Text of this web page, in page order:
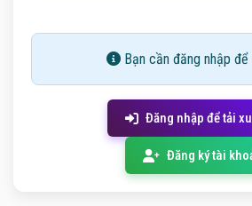
Bạn cần đăng nhập
Đăng nhập để tải
Đăng ký tài